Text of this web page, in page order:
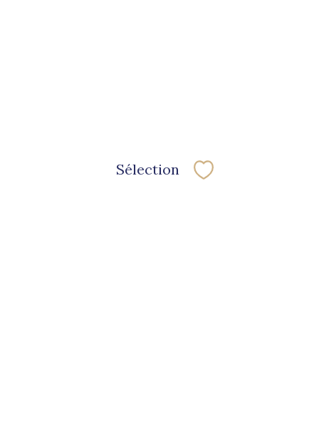
Sélection Sélectionner